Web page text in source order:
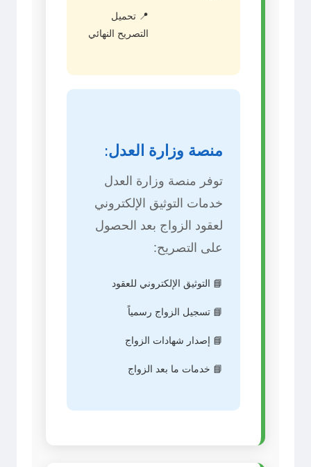
📍 تحميل
التصريح النهائي
منصة وزارة العدل:
توفر منصة وزارة العدل
خدمات التوثيق الإلكتروني
لعقود الزواج بعد الحصول
على التصريح:
📘 التوثيق الإلكتروني للعقود
📘 تسجيل الزواج رسمياً
📘 إصدار شهادات الزواج
📘 خدمات ما بعد الزواج